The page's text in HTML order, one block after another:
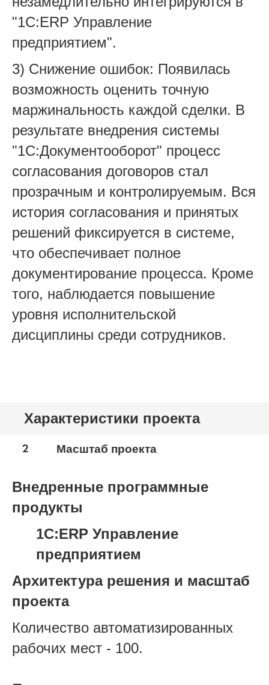
"1С:ERP Управление
предприятием".
3) Снижение ошибок: Появилась
возможность оценить точную
маржинальность каждой сделки. В
результате внедрения системы
"1С:Документооборот" процесс
согласования договоров стал
прозрачным и контролируемым. Вся
история согласования и принятых
решений фиксируется в системе,
что обеспечивает полное
документирование процесса. Кроме
того, наблюдается повышение
уровня исполнительской
дисциплины среди сотрудников.
Характеристики проекта
2 Масштаб проекта
Внедренные программные
продукты
1С:ERP Управление
предприятием
Архитектура решения и масштаб
проекта
Количество автоматизированных
рабочих мест - 100.